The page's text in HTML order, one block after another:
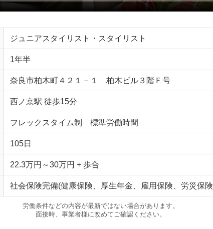
ジュニアスタイリスト・スタイリスト
1年半
奈良市柏木町４２１－１ 柏木ビル３階Ｆ号
西ノ京駅 徒歩15分
フレックスタイム制 標準労働時間
105日
22.3万円～30万円 + 歩合
社会保険完備(健康保険、厚生年金、雇用保険、労災保
労働条件などの内容が最新ではない場合があります。
面接時、事業者様に改めてご確認ください。